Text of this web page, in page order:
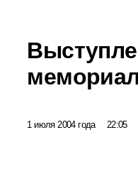
1 июля 2004 года 22:05